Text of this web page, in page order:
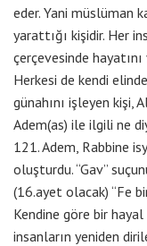
eder. Yani müslüman
yarattığı kişidir. Her
çerçevesinde
Herkesi de kendi
günahını işleyen kişi,
Adem(as) ile ilgili ne
121. Adem, Rabbine
oluşturdu. “Gav”
(16.ayet olacak) “Fe
Kendine göre bir
insanların yeniden